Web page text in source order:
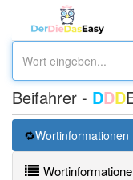
Beifahrer - DDD
Wortinformationen